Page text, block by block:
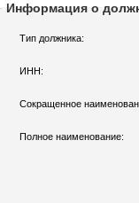
Информация о
Тип должника:
ИНН:
Сокращенное
Полное наименование: